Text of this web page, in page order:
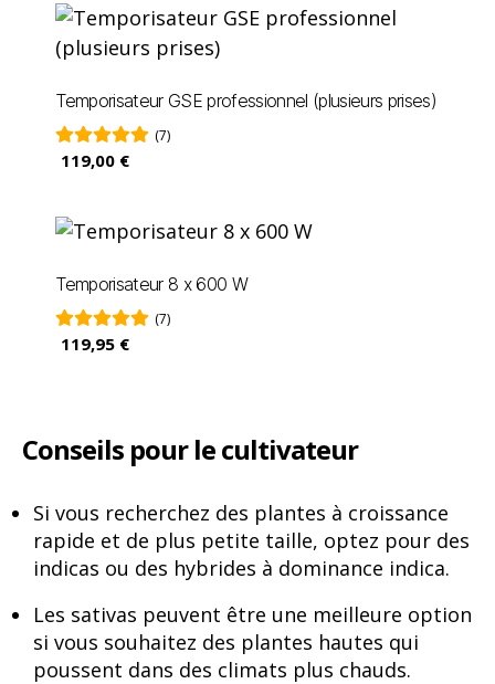
Temporisateur GSE professionnel (plusieurs prises)
(7)
119,00 €
Temporisateur 8 x 600 W
(7)
119,95 €
Conseils pour le cultivateur
Si vous recherchez des plantes à croissance
rapide et de plus petite taille, optez pour des
indicas ou des hybrides à dominance indica.
Les sativas peuvent être une meilleure option
si vous souhaitez des plantes hautes qui
poussent dans des climats plus chauds.